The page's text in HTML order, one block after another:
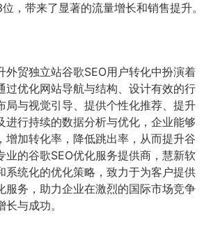
，带来了显著的流量增长和销售提升。
外贸独立站谷歌SEO用户转化中扮演着
过优化网站导航与结构、设计有效的行
局与视觉引导、提供个性化推荐、提升
进行持续的数据分析与优化，企业能够
增加转化率，降低跳出率，从而提升谷
业的谷歌SEO优化服务提供商，慧新软
系统化的优化策略，致力于为客户提供
服务，助力企业在激烈的国际市场竞争
与成功。